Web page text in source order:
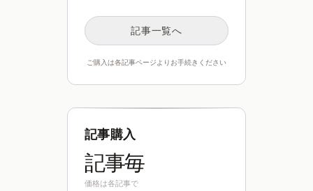
記事一覧へ
ご購入は各記事ページよりお手続きください
記事購入
記事毎
価格は各記事で